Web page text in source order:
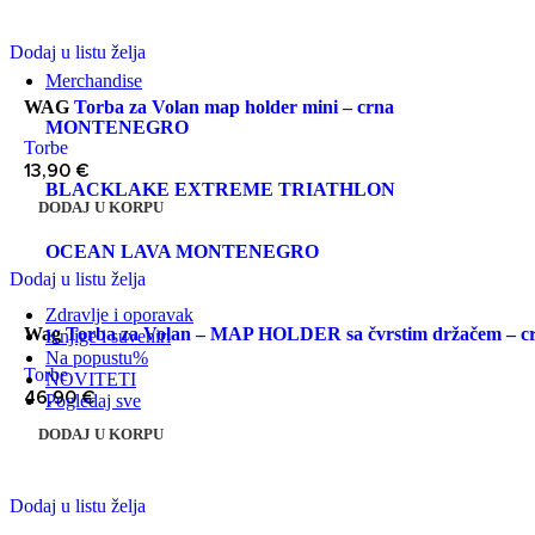
Merchandise
MONTENEGRO
BLACKLAKE EXTREME TRIATHLON
OCEAN LAVA MONTENEGRO
Zdravlje i oporavak
Knjige i suveniri
Na popustu%
NOVITETI
Pogledaj sve
Dodaj u listu želja
WAG Torba za Volan map holder mini – crna
Torbe
13,90 €
DODAJ U KORPU
Dodaj u listu želja
WagTorba za Volan – MAP HOLDER sa čvrstim držačem –
Torbe
46,90€
DODAJ U KORPU
Dodaj u listu želja